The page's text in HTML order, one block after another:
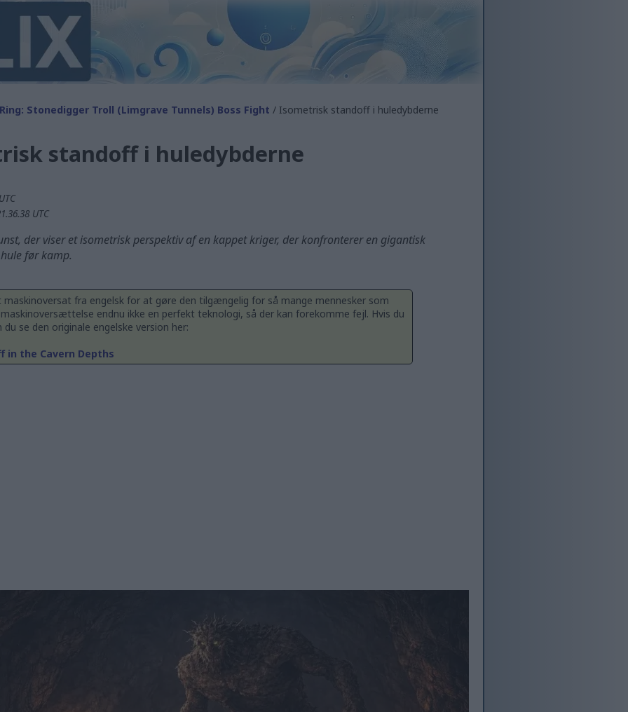
Stonedigger Troll (Limgrave Tunnels) Boss Fight / Isometrisk standoff i huledybderne
standoff i huledybderne
UTC
der viser et isometrisk perspektiv af en kappet kriger, der konfronterer en gigantisk
før kamp.
maskinoversat fra engelsk for at gøre den tilgængelig for så mange mennesker som
endnu ikke en perfekt teknologi, så der kan forekomme fejl. Hvis du
se den originale engelske version her:
in the Cavern Depths